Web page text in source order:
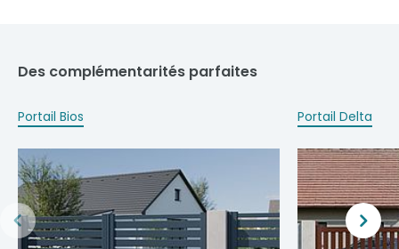
Des complémentarités parfaites
Portail Bios Portail Delta